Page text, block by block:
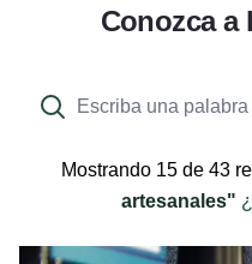
Conozca a
Mostrando 15 de 43
artesanales
Bates a medida en